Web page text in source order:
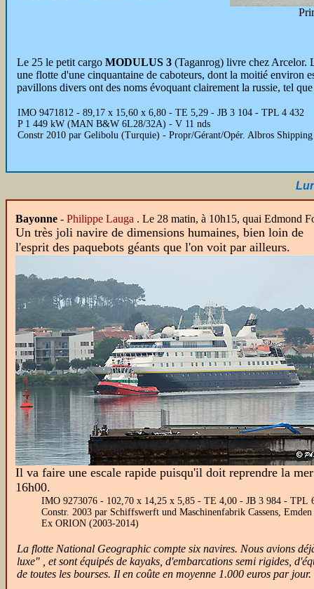
Le 25 le petit cargo MODULUS 3 (Taganrog) livre chez Arcelor.
une flotte d'une cinquantaine de caboteurs, dont la moitié environ
pavillons divers ont des noms évoquant clairement la russie, tel
IMO 9471812 - 89,17 x 15,60 x 6,80 - TE 5,29 - JB 3 104 - TPL 4 432
P 1 449 kW (MAN B&W 6L28/32A) - V 11 nds
Constr 2010 par Gelibolu (Turquie) - Propr/Gérant/Opér. Albros
Bayonne - Philippe Lauga . Le 28 matin, à 10h15, quai Edmond
Un très joli navire de dimensions humaines, bien loin de
l'esprit des paquebots géants que l'on voit par ailleurs.
Il va faire une escale rapide puisqu'il doit reprendre la
16h00.
IMO 9273076 - 102,70 x 14,25 x 5,85 - TE 4,00 - JB 3 984 - TPL
Constr. 2003 par Schiffswerft und Maschinenfabrik Cassens,
Ex ORION (2003-2014)
La flotte National Geographic compte six navires. Nous avions
luxe" , et sont équipés de kayaks, d'embarcations semi rigides,
de toutes les bourses. Il en coûte en moyenne 1.000 euros par